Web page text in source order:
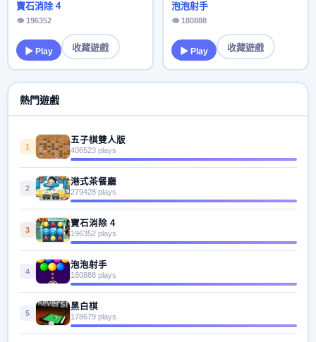
寶石消除 4
👁 196352
▶ Play 收藏遊戲
泡泡射手
👁 180888
▶ Play 收藏遊戲
熱門遊戲
1
五子棋雙人版
406523 plays
2
港式茶餐廳
279428 plays
3
寶石消除 4
196352 plays
4
泡泡射手
180888 plays
5
黑白棋
178679 plays